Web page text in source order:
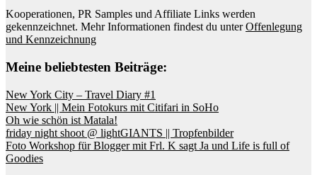
Kooperationen, PR Samples und Affiliate Links werden
gekennzeichnet. Mehr Informationen findest du unterOffenlegung
und Kennzeichnung
Meine beliebtesten Beiträge:
New York City – Travel Diary #1
New York || Mein Fotokurs mit Citifari in SoHo
Oh wie schön ist Matala!
friday night shoot @ lightGIANTS || Tropfenbilder
Foto Workshop für Blogger mit Frl. K sagt Ja und Life is full of
Goodies